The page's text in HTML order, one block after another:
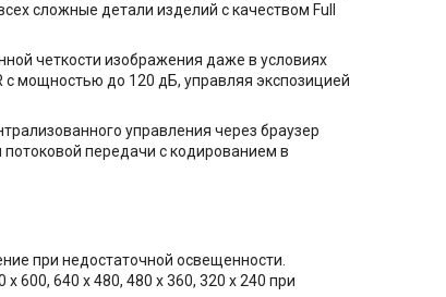
сложные детали изделий с качеством Full
четкости изображения даже в условиях
с мощностью до 120 дБ, управляя экспозицией
управления через браузер
передачи с кодированием в
при недостаточной освещенности.
600, 640 x 480, 480 x 360, 320 x 240 при